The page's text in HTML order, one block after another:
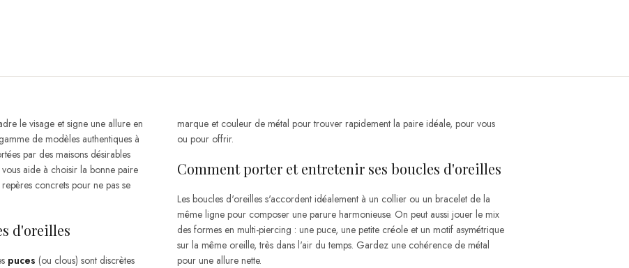
le visage et signe une allure en
de modèles authentiques à
par des maisons désirables
aide à choisir la bonne paire
concrets pour ne pas se
d'oreilles
puces (ou clous) sont discrètes
marque et couleur de métal pour trouver rapidement la paire idéale, pour vous
ou pour offrir.
Comment porter et entretenir ses boucles d'oreilles
Les boucles d'oreilles s'accordent idéalement à un collier ou un bracelet de la
même ligne pour composer une parure harmonieuse. On peut aussi jouer le mix
des formes en multi-piercing : une puce, une petite créole et un motif asymétrique
sur la même oreille, très dans l'air du temps. Gardez une cohérence de métal
pour une allure nette.